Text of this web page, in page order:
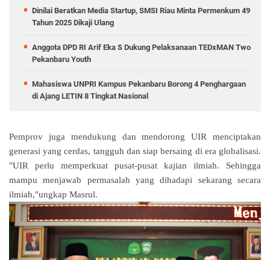
Dinilai Beratkan Media Startup, SMSI Riau Minta Permenkum 49
Tahun 2025 Dikaji Ulang
Anggota DPD RI Arif Eka S Dukung Pelaksanaan TEDxMAN Two
Pekanbaru Youth
Mahasiswa UNPRI Kampus Pekanbaru Borong 4 Penghargaan
di Ajang LETIN 8 Tingkat Nasional
Pemprov juga mendukung dan mendorong UIR menciptakan
generasi yang cerdas, tangguh dan siap bersaing di era globalisasi.
"UIR perlu memperkuat pusat-pusat kajian ilmiah. Sehingga
mampu menjawab permasalah yang dihadapi sekarang secara
ilmiah,"ungkap Masrul.